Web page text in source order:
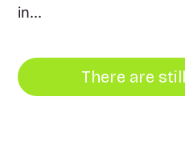
in...
There are